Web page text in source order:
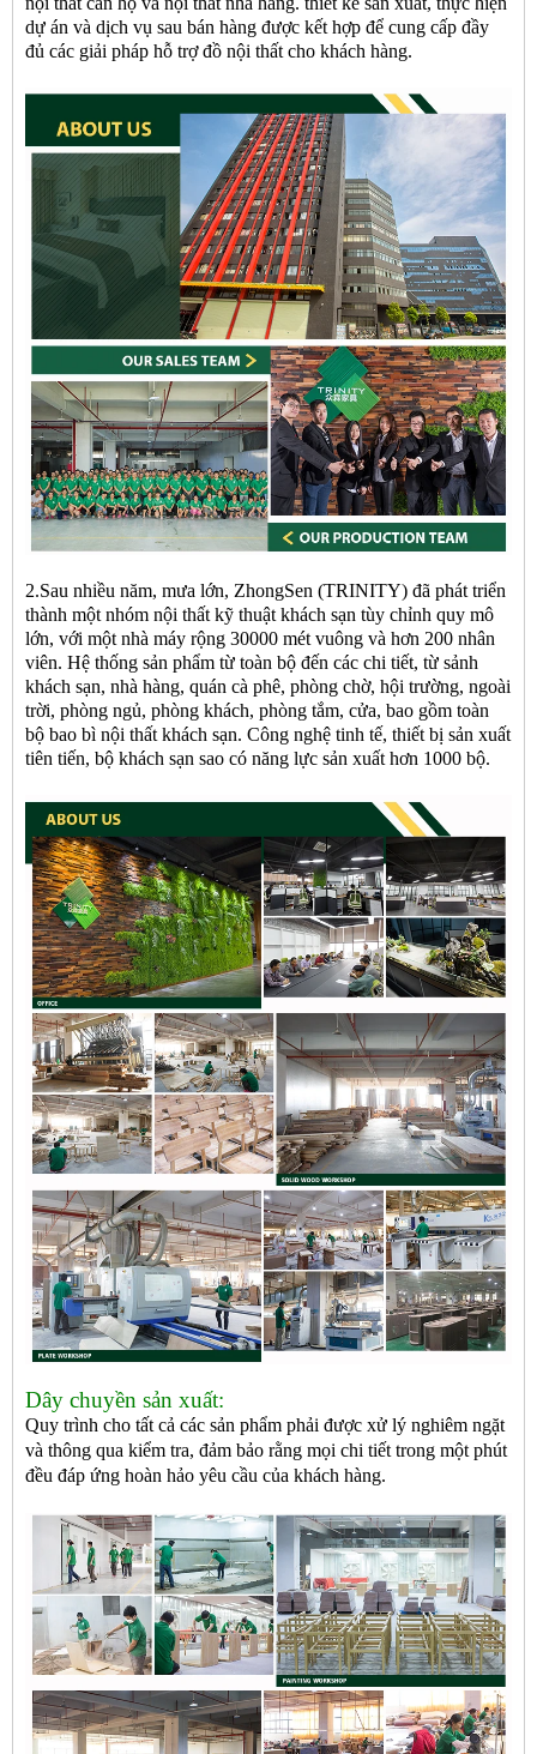
dự án và dịch vụ sau bán hàng được kết hợp để cung cấp đầy
đủ các giải pháp hỗ trợ đồ nội thất cho khách hàng.
2.Sau nhiều năm, mưa lớn, ZhongSen (TRINITY) đã phát triển
thành một nhóm nội thất kỹ thuật khách sạn tùy chỉnh quy mô
lớn, với một nhà máy rộng 30000 mét vuông và hơn 200 nhân
viên. Hệ thống sản phẩm từ toàn bộ đến các chi tiết, từ sảnh
khách sạn, nhà hàng, quán cà phê, phòng chờ, hội trường, ngoài
trời, phòng ngủ, phòng khách, phòng tắm, cửa, bao gồm toàn
bộ bao bì nội thất khách sạn. Công nghệ tinh tế, thiết bị sản xuất
tiên tiến, bộ khách sạn sao có năng lực sản xuất hơn 1000 bộ.
Dây chuyền sản xuất:
Quy trình cho tất cả các sản phẩm phải được xử lý nghiêm ngặt
và thông qua kiểm tra, đảm bảo rằng mọi chi tiết trong một phút
đều đáp ứng hoàn hảo yêu cầu của khách hàng.